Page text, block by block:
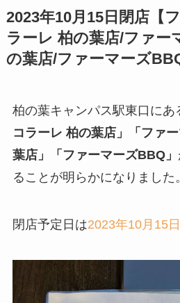
2023年10月15日閉店【
ラーレ 柏の葉店/ファー
の葉店/ファーマーズ
柏の葉キャンパス駅東口にあ
コラーレ 柏の葉店」「ファ
葉店」「ファーマーズBBQ」
ることが明らかになりました。
閉店予定日は2023年10月15日